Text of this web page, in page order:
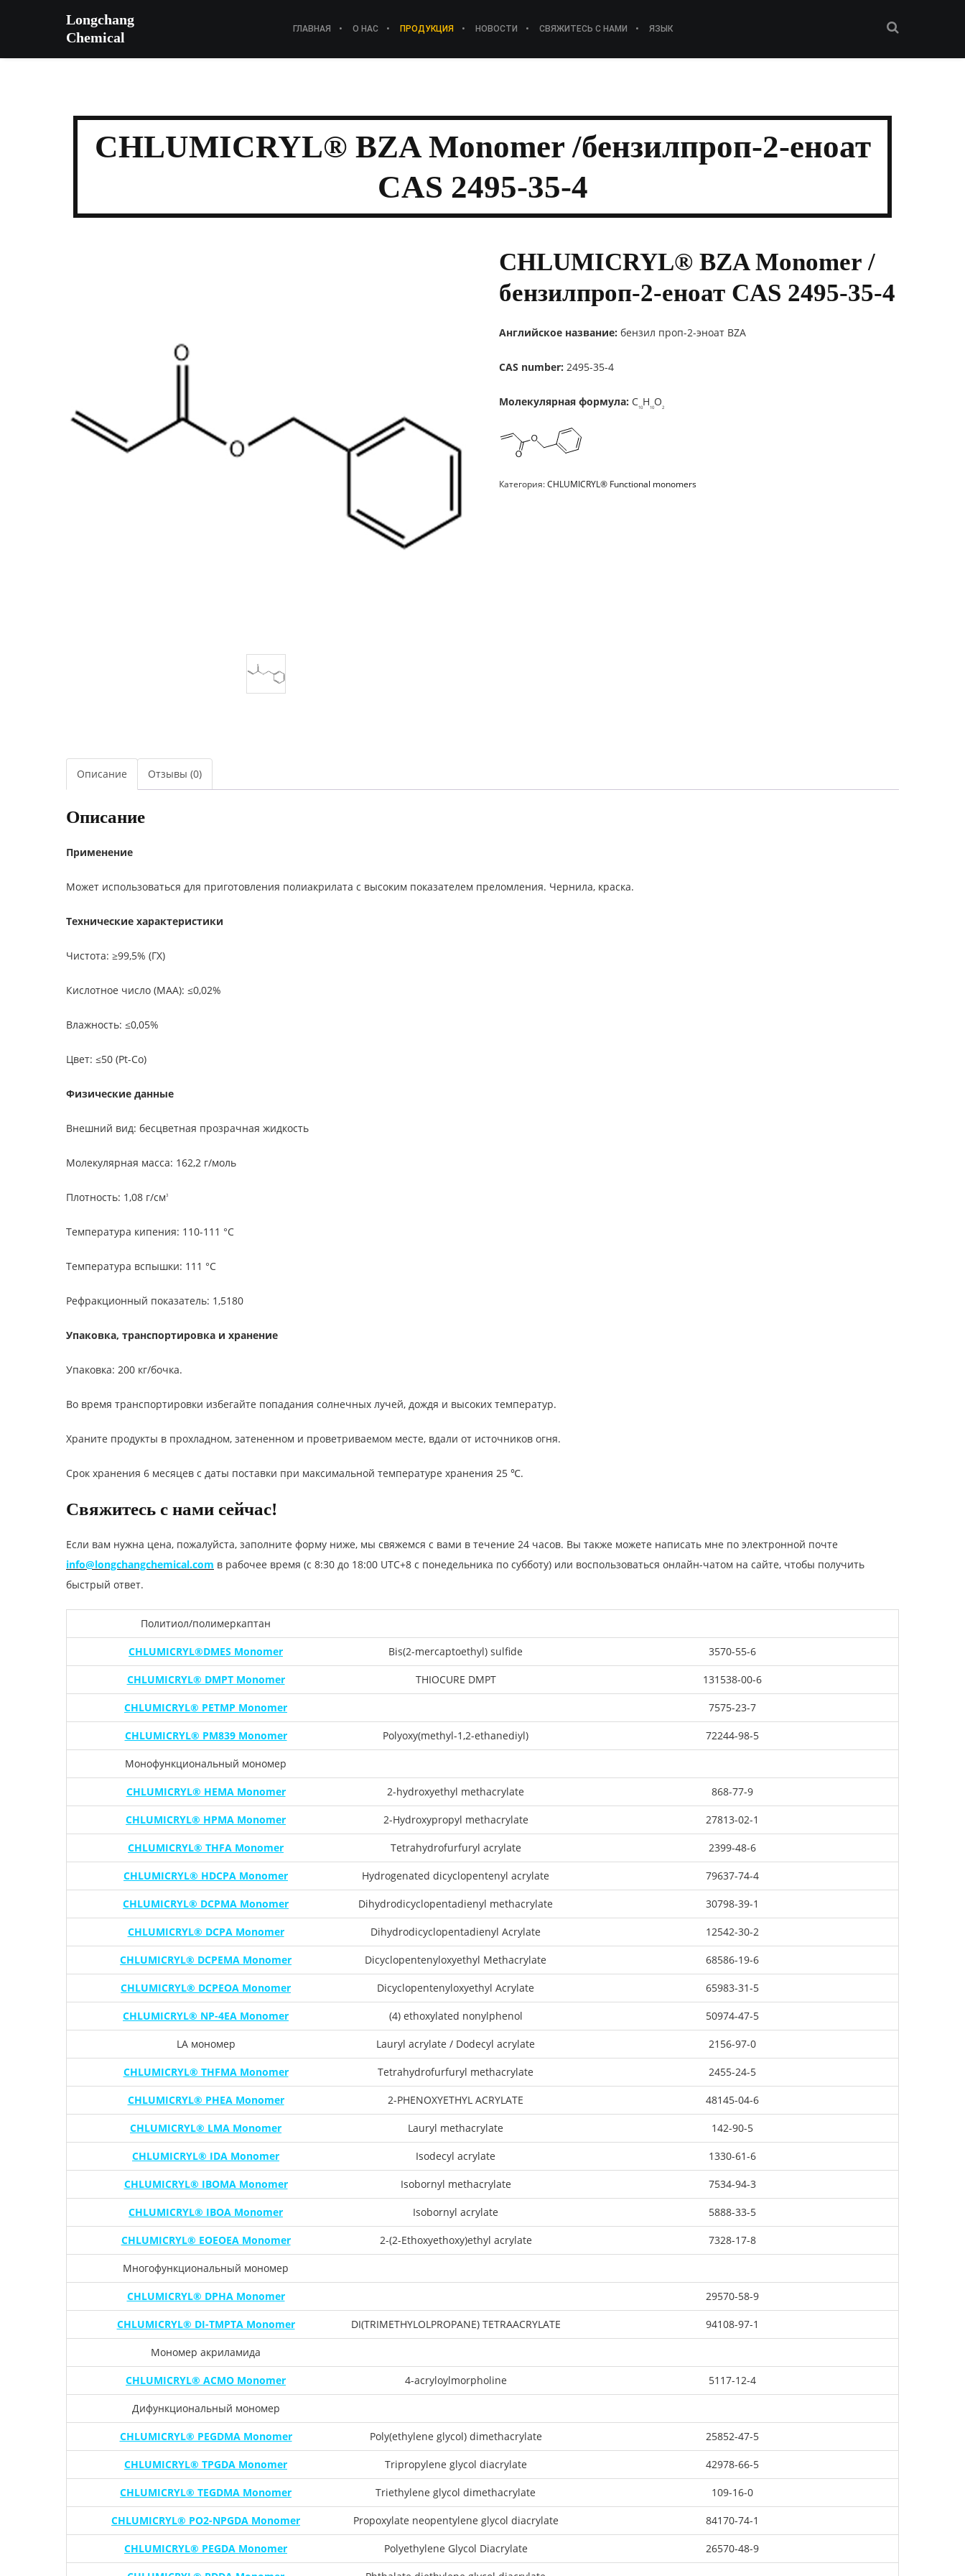
Longchang
Chemical
ГЛАВНАЯ О НАС ПРОДУКЦИЯ НОВОСТИ СВЯЖИТЕСЬ С НАМИ ЯЗЫК
CHLUMICRYL® BZA Monomer /бензилпроп-2-еноат
CAS 2495-35-4
CHLUMICRYL® BZA Monomer /
бензилпроп-2-еноат CAS 2495-35-4
Английское название: бензил проп-2-эноат BZA
CAS number: 2495-35-4
Молекулярная формула: C10H10O2
Категория:CHLUMICRYL® Functional monomers
Описание Отзывы (0)
Описание
Применение
Может использоваться для приготовления полиакрилата с высоким показателем преломления. Чернила, краска.
Технические характеристики
Чистота: ≥99,5% (ГХ)
Кислотное число (МАА): ≤0,02%
Влажность: ≤0,05%
Цвет: ≤50 (Pt-Co)
Физические данные
Внешний вид: бесцветная прозрачная жидкость
Молекулярная масса: 162,2 г/моль
Плотность: 1,08 г/см3
Температура кипения: 110-111 °C
Температура вспышки: 111 °C
Рефракционный показатель: 1,5180
Упаковка, транспортировка и хранение
Упаковка: 200 кг/бочка.
Во время транспортировки избегайте попадания солнечных лучей, дождя и высоких температур.
Храните продукты в прохладном, затененном и проветриваемом месте, вдали от источников огня.
Срок хранения 6 месяцев с даты поставки при максимальной температуре хранения 25 ℃.
Свяжитесь с нами сейчас!
Если вам нужна цена, пожалуйста, заполните форму ниже, мы свяжемся с вами в течение 24 часов. Вы также можете написать мне по электронной почте
info@longchangchemical.com в рабочее время (с 8:30 до 18:00 UTC+8 с понедельника по субботу) или воспользоваться онлайн-чатом на сайте, чтобы получить
быстрый ответ.
Политиол/полимеркаптан
CHLUMICRYL®DMES Monomer Bis(2-mercaptoethyl) sulfide 3570-55-6
CHLUMICRYL® DMPT Monomer THIOCURE DMPT 131538-00-6
CHLUMICRYL® PETMP Monomer 7575-23-7
CHLUMICRYL® PM839 Monomer Polyoxy(methyl-1,2-ethanediyl) 72244-98-5
Монофункциональный мономер
CHLUMICRYL® HEMA Monomer 2-hydroxyethyl methacrylate 868-77-9
CHLUMICRYL® HPMA Monomer 2-Hydroxypropyl methacrylate 27813-02-1
CHLUMICRYL® THFA Monomer Tetrahydrofurfuryl acrylate 2399-48-6
CHLUMICRYL® HDCPA Monomer Hydrogenated dicyclopentenyl acrylate 79637-74-4
CHLUMICRYL® DCPMA Monomer Dihydrodicyclopentadienyl methacrylate 30798-39-1
CHLUMICRYL® DCPA Monomer Dihydrodicyclopentadienyl Acrylate 12542-30-2
CHLUMICRYL® DCPEMA Monomer Dicyclopentenyloxyethyl Methacrylate 68586-19-6
CHLUMICRYL® DCPEOA Monomer Dicyclopentenyloxyethyl Acrylate 65983-31-5
CHLUMICRYL® NP-4EA Monomer (4) ethoxylated nonylphenol 50974-47-5
LA мономер Lauryl acrylate / Dodecyl acrylate 2156-97-0
CHLUMICRYL® THFMA Monomer Tetrahydrofurfuryl methacrylate 2455-24-5
CHLUMICRYL® PHEA Monomer 2-PHENOXYETHYL ACRYLATE 48145-04-6
CHLUMICRYL® LMA Monomer Lauryl methacrylate 142-90-5
CHLUMICRYL® IDA Monomer Isodecyl acrylate 1330-61-6
CHLUMICRYL® IBOMA Monomer Isobornyl methacrylate 7534-94-3
CHLUMICRYL® IBOA Monomer Isobornyl acrylate 5888-33-5
CHLUMICRYL® EOEOEA Monomer 2-(2-Ethoxyethoxy)ethyl acrylate 7328-17-8
Многофункциональный мономер
CHLUMICRYL® DPHA Monomer 29570-58-9
CHLUMICRYL® DI-TMPTA Monomer DI(TRIMETHYLOLPROPANE) TETRAACRYLATE 94108-97-1
Мономер акриламида
CHLUMICRYL® ACMO Monomer 4-acryloylmorpholine 5117-12-4
Дифункциональный мономер
CHLUMICRYL® PEGDMA Monomer Poly(ethylene glycol) dimethacrylate 25852-47-5
CHLUMICRYL® TPGDA Monomer Tripropylene glycol diacrylate 42978-66-5
CHLUMICRYL® TEGDMA Monomer Triethylene glycol dimethacrylate 109-16-0
CHLUMICRYL® PO2-NPGDA Monomer Propoxylate neopentylene glycol diacrylate 84170-74-1
CHLUMICRYL® PEGDA Monomer Polyethylene Glycol Diacrylate 26570-48-9